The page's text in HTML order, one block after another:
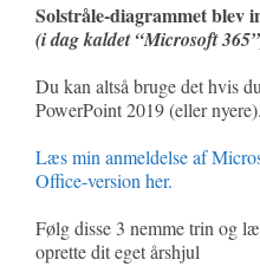
Solstråle-diagrammet blev
(i dag kaldet “Microsoft
Du kan altså bruge det hvis
PowerPoint 2019 (eller nyere).
Læs min anmeldelse af
Office-version her.
Følg disse 3 nemme trin og
oprette dit eget årshjul